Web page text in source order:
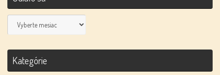
Udialo
sa
Kategórie